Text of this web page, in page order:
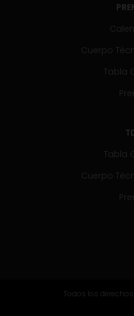
Cuerpo
Tabla
Tabla
Cuerpo
Todos los